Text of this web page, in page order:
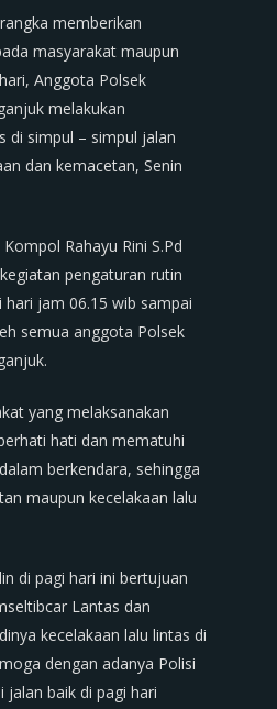
memberikan
masyarakat maupun
Anggota Polsek
melakukan
di simpul – simpul jalan
dan kemacetan, Senin
Rahayu Rini S.Pd
pengaturan rutin
hari jam 06.15 wib sampai
semua anggota Polsek
yang melaksanakan
hati dan mematuhi
berkendara, sehingga
maupun kecelakaan lalu
di pagi hari ini bertujuan
Lantas dan
kecelakaan lalu lintas di
dengan adanya Polisi
jalan baik di pagi hari